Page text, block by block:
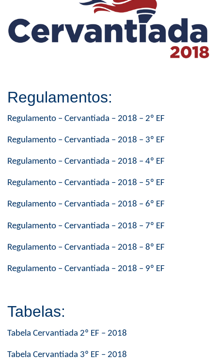
Regulamentos:
Regulamento – Cervantiada – 2018 – 2º EF
Regulamento – Cervantiada – 2018 – 3º EF
Regulamento – Cervantiada – 2018 – 4º EF
Regulamento – Cervantiada – 2018 – 5º EF
Regulamento – Cervantiada – 2018 – 6º EF
Regulamento – Cervantiada – 2018 – 7º EF
Regulamento – Cervantiada – 2018 – 8º EF
Regulamento – Cervantiada – 2018 – 9º EF
Tabelas:
Tabela Cervantiada 2º EF – 2018
Tabela Cervantiada 3º EF – 2018